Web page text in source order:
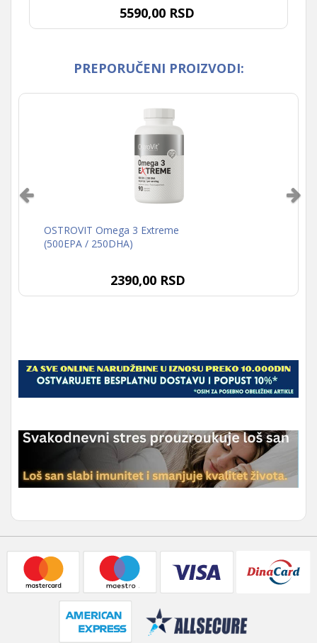
5590,00 RSD
PREPORUČENI PROIZVODI:
OSTROVIT Omega 3 Extreme
(500EPA / 250DHA)
2390,00 RSD